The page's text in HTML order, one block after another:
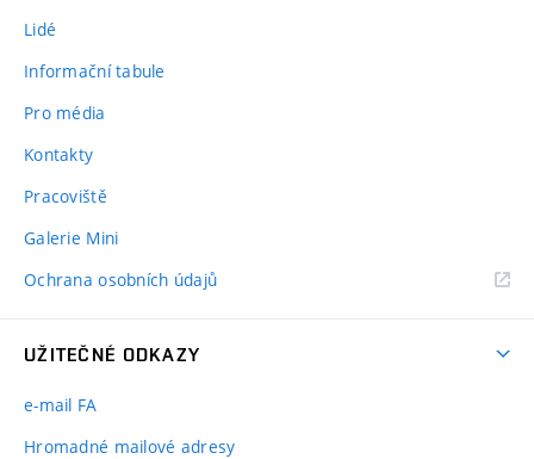
Lidé
Informační tabule
Pro média
Kontakty
Pracoviště
Galerie Mini
Ochrana osobních údajů
UŽITEČNÉ ODKAZY
e-mail FA
Hromadné mailové adresy